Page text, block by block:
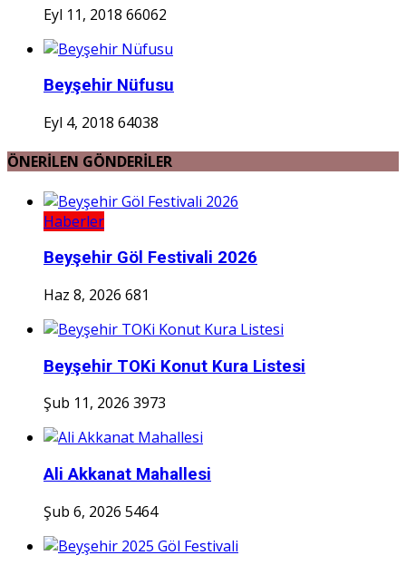
Eyl 11, 2018 66062
Beyşehir Nüfusu
Eyl 4, 2018 64038
ÖNERİLEN GÖNDERİLER
Haberler
Beyşehir Göl Festivali 2026
Haz 8, 2026 681
Beyşehir TOKi Konut Kura Listesi
Şub 11, 2026 3973
Ali Akkanat Mahallesi
Şub 6, 2026 5464